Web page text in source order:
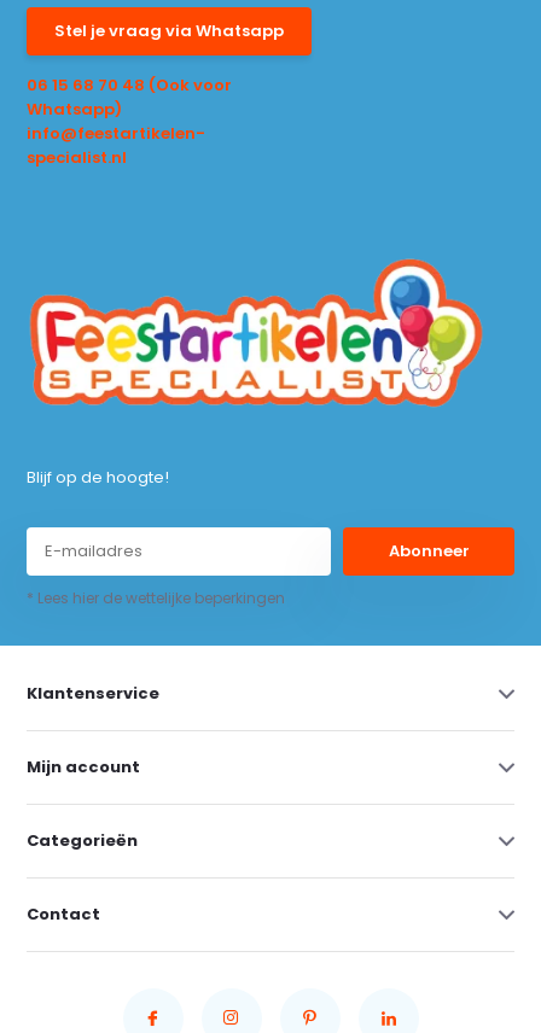
Stel je vraag via Whatsapp
06 15 68 70 48 (Ook voor
Whatsapp)
info@feestartikelen-
specialist.nl
Blijf op de hoogte!
Abonneer
* Lees hier de wettelijke beperkingen
Klantenservice
Mijn account
Categorieën
Contact